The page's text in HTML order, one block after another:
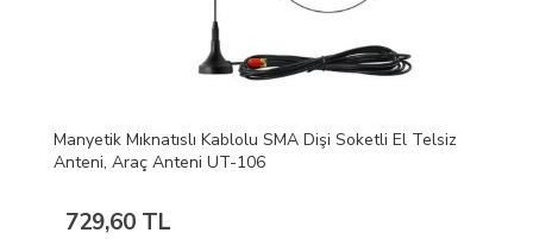
Manyetik Mıknatıslı Kablolu SMA Dişi Soketli El Telsiz
Anteni, Araç Anteni UT-106
729,60 TL